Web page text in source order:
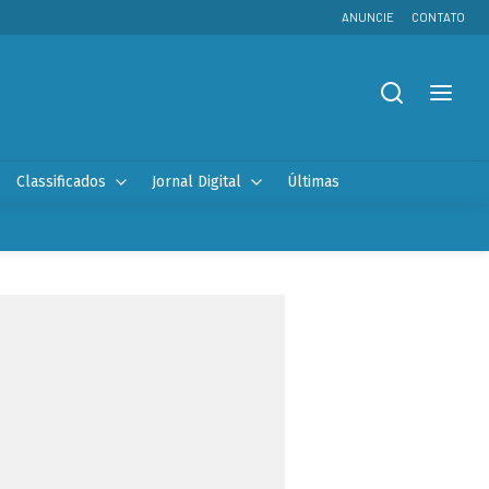
ANUNCIE CONTATO
Classificados Jornal Digital Últimas